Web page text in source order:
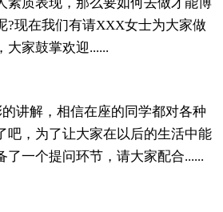
?现在我们有请XXX女士为大家做
大家鼓掌欢迎......
讲解，相信在座的同学都对各种
吧，为了让大家在以后的生活中能
了一个提问环节，请大家配合......